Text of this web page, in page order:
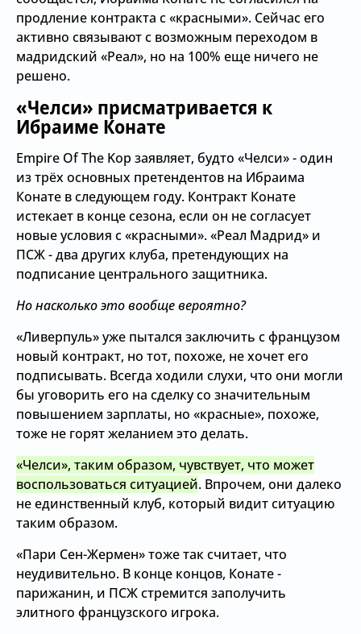
продление контракта с «красными». Сейчас его
активно связывают с возможным переходом в
мадридский «Реал», но на 100% еще ничего не
решено.
«Челси» присматривается к
Ибраиме Конате
Empire Of The Kop заявляет, будто «Челси» - один
из трёх основных претендентов на Ибраима
Конате в следующем году. Контракт Конате
истекает в конце сезона, если он не согласует
новые условия с «красными». «Реал Мадрид» и
ПСЖ - два других клуба, претендующих на
подписание центрального защитника.
Но насколько это вообще вероятно?
«Ливерпуль» уже пытался заключить с французом
новый контракт, но тот, похоже, не хочет его
подписывать. Всегда ходили слухи, что они могли
бы уговорить его на сделку со значительным
повышением зарплаты, но «красные», похоже,
тоже не горят желанием это делать.
«Челси», таким образом, чувствует, что может
воспользоваться ситуацией. Впрочем, они далеко
не единственный клуб, который видит ситуацию
таким образом.
«Пари Сен-Жермен» тоже так считает, что
неудивительно. В конце концов, Конате -
парижанин, и ПСЖ стремится заполучить
элитного французского игрока.